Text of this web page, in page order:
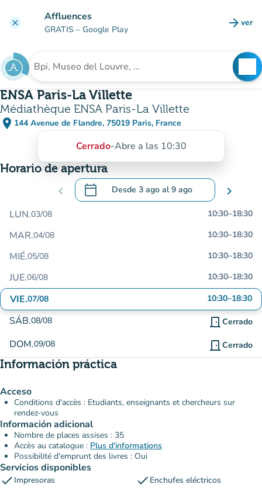
clear Affluences
GRATIS – Google Play arrow_forward ver
Buscar un establecimiento
ENSA Paris-La Villette
Médiathèque ENSA Paris-La Villette
place 144 Avenue de Flandre, 75019 Paris, France
(abrir en Google Maps)
(nueva pestaña)
Cerrado-Abre a las 10:30
Horario de apertura
chevron_left calendar_today Desde 3 ago al9 ago
.Abra el calendario para cambiar las
chevron_right
LUN.03/08 10:30–18:30
MAR.04/08 10:30–18:30
MIÉ.05/08 10:30–18:30
JUE.06/08 10:30–18:30
VIE.07/08 10:30–18:30
SÁB.08/08 door_front Cerrado
DOM.09/08 door_front Cerrado
Información práctica
Acceso
Conditions d'accès : Etudiants, enseignants et chercheurs sur
rendez-vous
Información adicional
Nombre de places assises : 35
Accès au catalogue : Plus d'informations
Possibilité d'emprunt des livres : Oui
Servicios disponibles
check Impresoras check Enchufes eléctricos